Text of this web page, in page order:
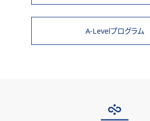
A-Levelプログラム